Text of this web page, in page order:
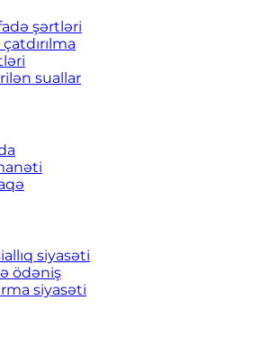
şərtləri
suallar
siyasəti
ödəniş
siyasəti